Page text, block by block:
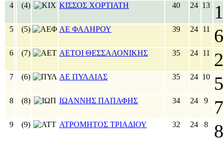
4 (4) ΚΙΣΣΟΣ ΧΟΡΤΙΑΤΗ 40 24 13
5 (5) ΑΕ ΦΑΛΗΡΟΥ 39 24 11
6 (7) ΑΕΤΟΙ ΘΕΣΣΑΛΟΝΙΚΗΣ 35 24 11
7 (6) ΑΕ ΠΥΛΑΙΑΣ 35 24 10
8 (8) ΙΩΑΝΝΗΣ ΠΑΠΑΦΗΣ 34 24 9
9 (9) ΑΤΡΟΜΗΤΟΣ ΤΡΙΑΔΙΟΥ 32 24 8